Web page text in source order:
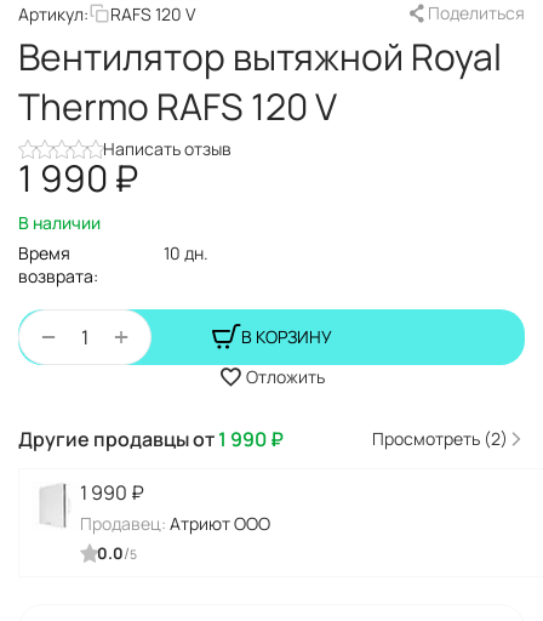
Артикул: RAFS 120 V Поделиться
Вентилятор вытяжной Royal
Thermo RAFS 120 V
Написать отзыв
1 990₽
В наличии
Время
возврата:
10 дн.
+
−
В КОРЗИНУ
Отложить
Другие продавцы от1 990₽ Просмотреть (2)
1 990 ₽
Продавец: Атриют ООО
0.0/5